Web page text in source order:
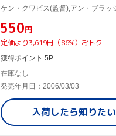
¥550円
定価より3,619円（86%）おトク
獲得ポイント 5P
在庫なし
発売年月日：2006/03/03
入荷したら知りたい